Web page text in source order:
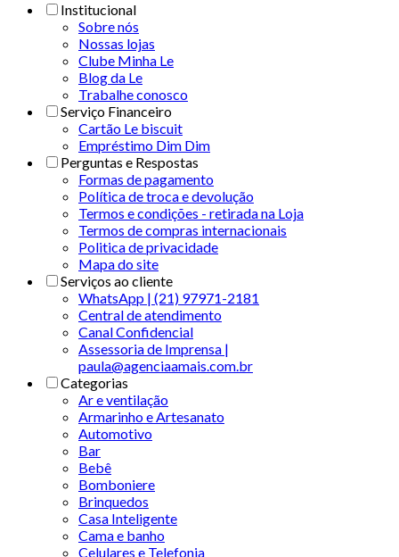
Institucional
Sobre nós
Nossas lojas
Clube Minha Le
Blog da Le
Trabalhe conosco
Serviço Financeiro
Cartão Le biscuit
Empréstimo Dim Dim
Perguntas e Respostas
Formas de pagamento
Política de troca e devolução
Termos e condições - retirada na Loja
Termos de compras internacionais
Politica de privacidade
Mapa do site
Serviços ao cliente
WhatsApp | (21) 97971-2181
Central de atendimento
Canal Confidencial
Assessoria de Imprensa |
paula@agenciaamais.com.br
Categorias
Ar e ventilação
Armarinho e Artesanato
Automotivo
Bar
Bebê
Bomboniere
Brinquedos
Casa Inteligente
Cama e banho
Celulares e Telefonia